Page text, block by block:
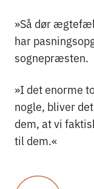
»Så dør
har
sognepræsten.
»I det enorme
nogle, bliver
dem, at vi
til dem.«